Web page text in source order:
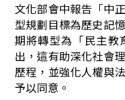
文化部會中報告「中
型規劃目標為歷史記
期將轉型為「民主教
出，這有助深化社會
歷程，並強化人權與
予以同意。